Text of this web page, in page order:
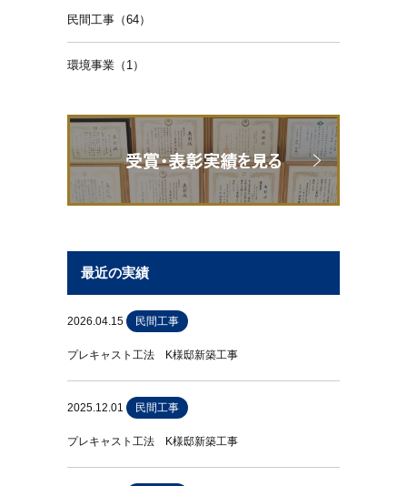
民間工事（64）
環境事業（1）
最近の実績
2026.04.15 民間工事
プレキャスト工法 K様邸新築工事
2025.12.01 民間工事
プレキャスト工法 K様邸新築工事